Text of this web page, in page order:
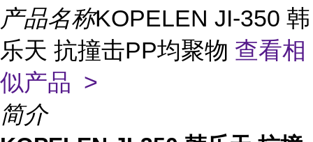
产品名称KOPELEN JI-350 韩
乐天 抗撞击PP均聚物 查看相
似产品 >
简介